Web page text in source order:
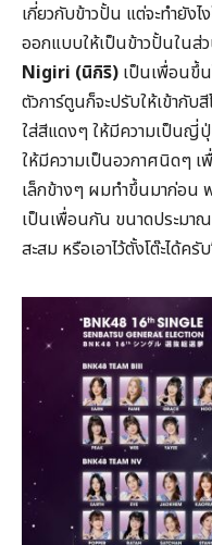
เกี่ยวกับข้าวปั้น แต่จะทำยัง
ออกแบบให้เป็นข้าวปั้นในส่
Nigiri (นิกิริ) เป็นเพื่อนขึ้
ตัวการ์ตูนก็จะปรับให้เข้ากั
ใส่สีแดงๆ ให้มีความเป็นญี่ปุ่
ให้มีความเป็นอวกาศนิดๆ
เล็กข้างๆ ผมทำขึ้นมาก่อน
เป็นเพื่อนกัน ขนาดประมา
สะสม หรือเอาไว้ตั้งโต๊ะได้ครั